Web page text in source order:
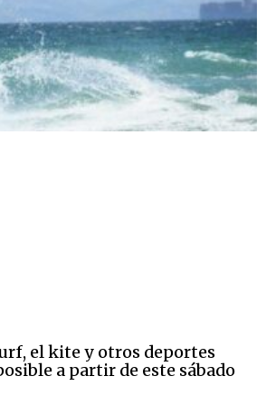
el kite y otros deportes
a partir de este sábado